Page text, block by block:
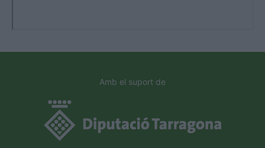
Amb el suport de